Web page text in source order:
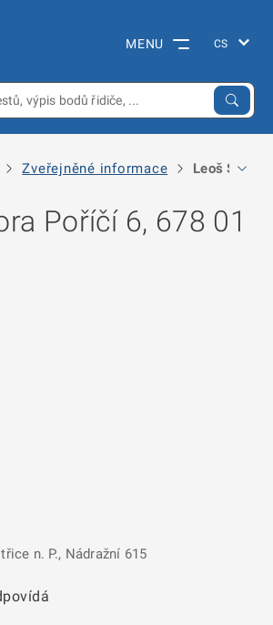
MENU
Zveřejněné informace Leoš
Poříčí 6, 678 01
n. P., Nádražní 615